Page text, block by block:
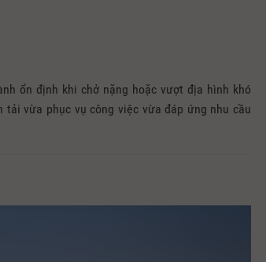
ổn định khi chở nặng hoặc vượt địa hình khó
vừa phục vụ công việc vừa đáp ứng nhu cầu